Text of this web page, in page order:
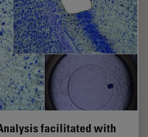
facilitated with